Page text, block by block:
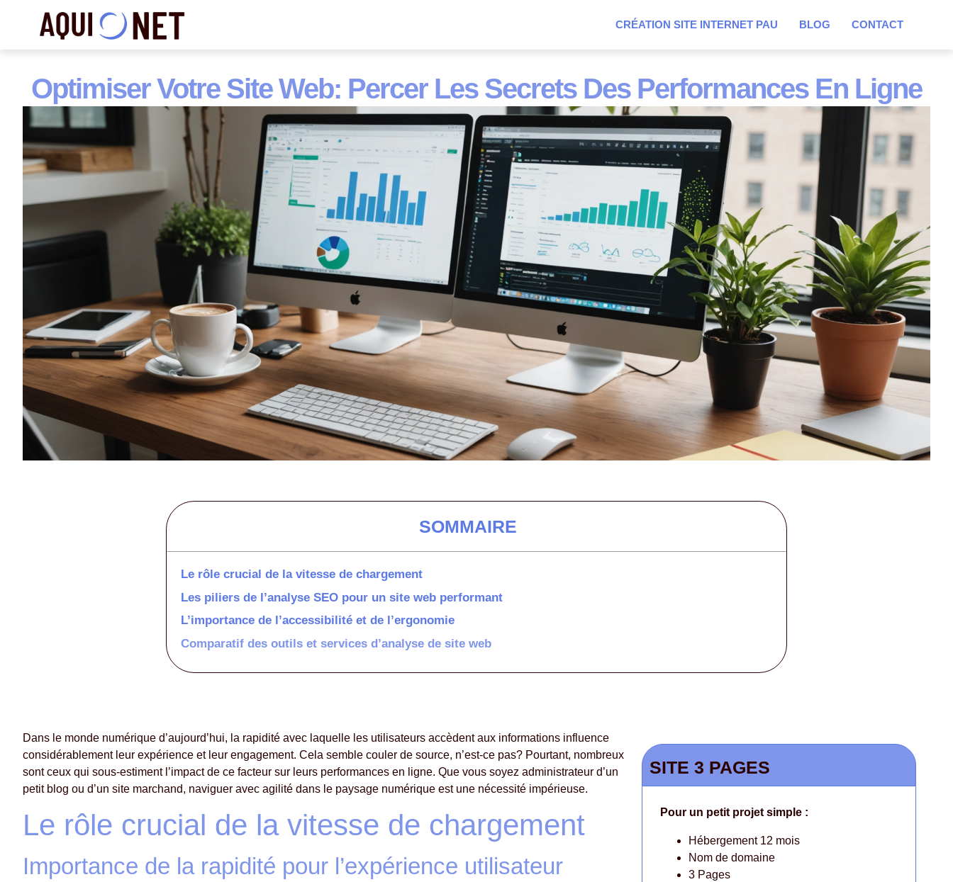
CRÉATION SITE INTERNET PAU BLOG CONTACT
Optimiser Votre Site Web: Percer Les Secrets Des Performances En Ligne
SOMMAIRE
Le rôle crucial de la vitesse de chargement
Les piliers de l’analyse SEO pour un site web performant
L’importance de l’accessibilité et de l’ergonomie
Comparatif des outils et services d’analyse de site web
Dans le monde numérique d’aujourd’hui, la rapidité avec laquelle les utilisateurs accèdent aux informations influence
considérablement leur expérience et leur engagement. Cela semble couler de source, n’est-ce pas? Pourtant, nombreux
sont ceux qui sous-estiment l’impact de ce facteur sur leurs performances en ligne. Que vous soyez administrateur d’un
petit blog ou d’un site marchand, naviguer avec agilité dans le paysage numérique est une nécessité impérieuse.
Le rôle crucial de la vitesse de chargement
Importance de la rapidité pour l’expérience utilisateur
SITE 3 PAGES
Pour un petit projet simple :
Hébergement 12 mois
Nom de domaine
3 Pages